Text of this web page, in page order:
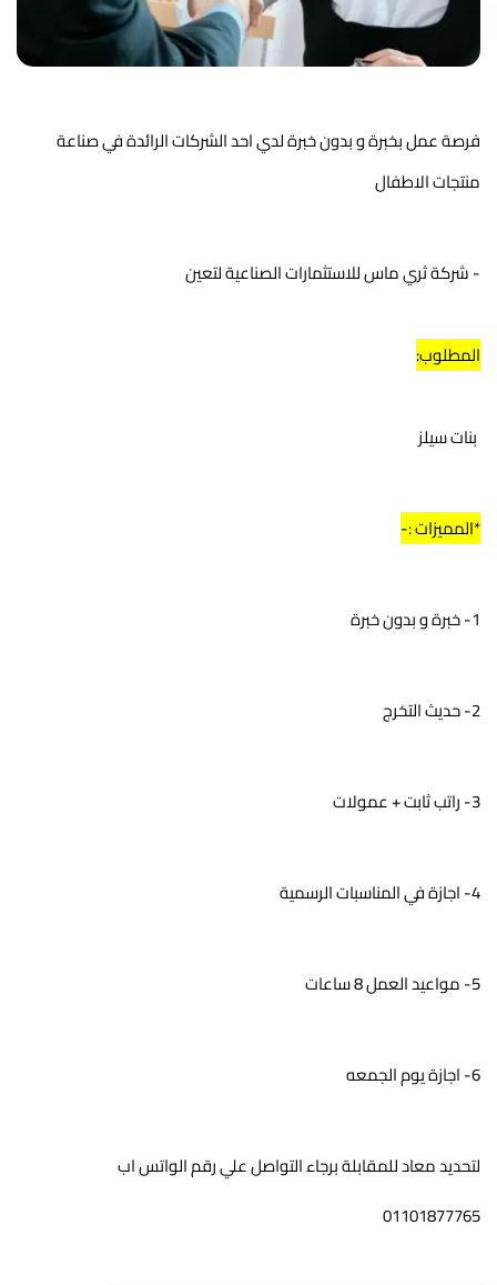
منتجات الاطفال
- شركة ثري ماس للاستثمارات الصناعية لتعين
المطلوب:
*المميزات :-
1- خبرة و بدون خبرة
2- حديث التخرج
3- راتب ثابت + عمولات
4- اجازة في المناسبات الرسمية
5- مواعيد العمل 8 ساعات
6- اجازة يوم الجمعه
لتحديد معاد للمقابلة برجاء التواصل علي رقم الواتس اب
01101877765